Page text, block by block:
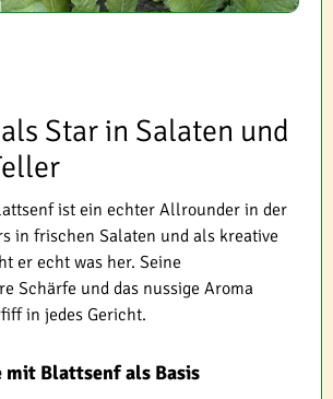
Star in Salaten und
ist ein echter Allrounder in der
in frischen Salaten und als kreative
er echt was her. Seine
Schärfe und das nussige Aroma
in jedes Gericht.
mit Blattsenf als Basis